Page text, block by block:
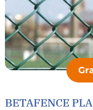
BETAFENCE